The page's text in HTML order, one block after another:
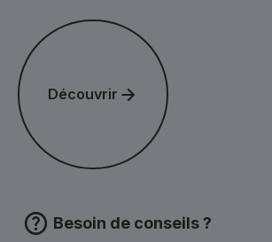
Découvrir
Découvrir
Besoin de conseils ?